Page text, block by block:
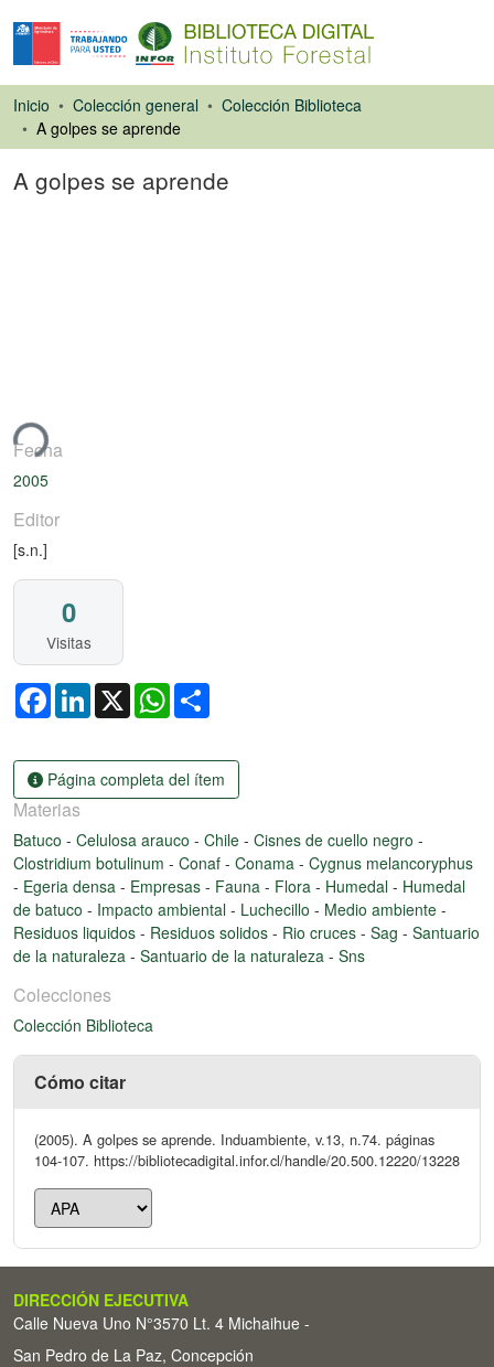
Inicio Colección general
Colección Biblioteca
A golpes se aprende
A golpes se aprende
Fecha
2005
Editor
[s.n.]
0
Visitas
FacebookLinkedIn
X WhatsApp
Página completa del ítem
Materias
Batuco - Celulosa arauco - Chile - Cisnes de cuello negro -
Clostridium botulinum - Conaf - Conama - Cygnus melancoryphus
- Egeria densa - Empresas - Fauna - Flora - Humedal - Humedal
de batuco - Impacto ambiental - Luchecillo - Medio ambiente -
Residuos liquidos - Residuos solidos - Rio cruces - Sag - Santuario
de la naturaleza - Santuario de la naturaleza - Sns
Colecciones
Colección Biblioteca
Cómo citar
(2005). A golpes se aprende. Induambiente, v.13, n.74. páginas
104-107. https://bibliotecadigital.infor.cl/handle/20.500.12220/13228
DIRECCIÓN EJECUTIVA
Calle Nueva Uno N°3570 Lt. 4 Michaihue -
San Pedro de La Paz, Concepción